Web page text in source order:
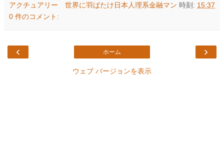
アクチュアリー 世界に羽ばたけ日本人理系金融マン 時刻: 15:37
0 件のコメント:
‹ ›
ホーム
ウェブ バージョンを表示